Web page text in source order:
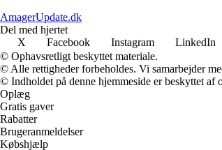
AmagerUpdate.dk
Del med hjertet
X
Facebook Instagram LinkedIn
© Ophavsretligt beskyttet materiale.
© Alle rettigheder forbeholdes. Vi samarbejder
© Indholdet på denne hjemmeside er beskyttet af
Oplæg
Gratis gaver
Rabatter
Brugeranmeldelser
Købshjælp